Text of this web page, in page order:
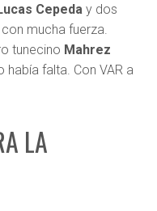
Cepeda y dos
mucha fuerza.
tunecino Mahrez
falta. Con VAR a
LA